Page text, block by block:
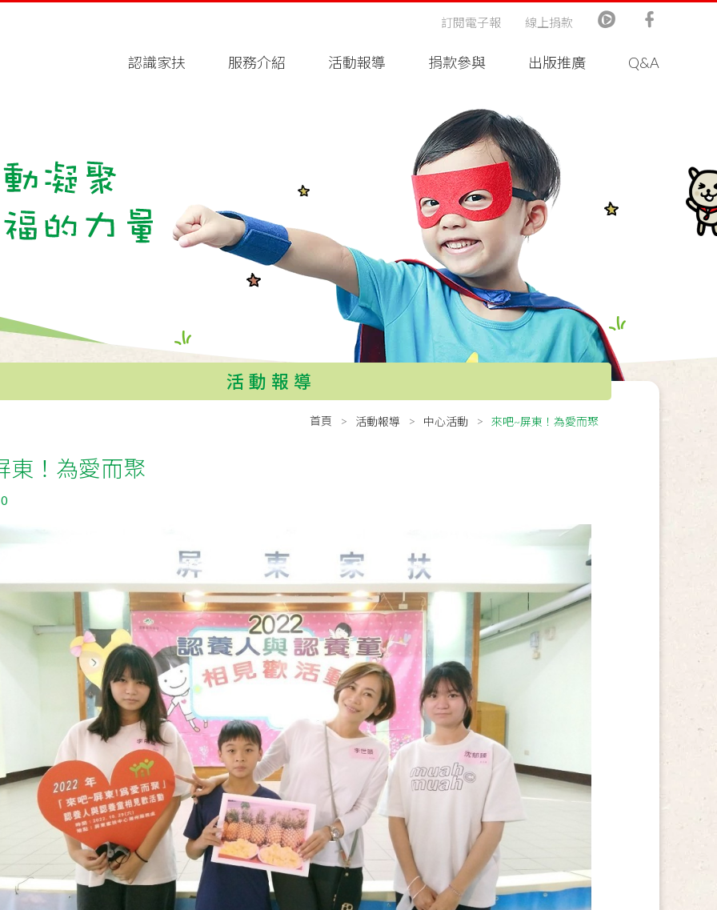
認識家扶 服務介紹 活動報導 捐款參與 出版推廣 Q&A
訂閱電子報 線上捐款
活動報導
首頁 活動報導 中心活動 來吧~屏東！為愛而聚
東！為愛而聚